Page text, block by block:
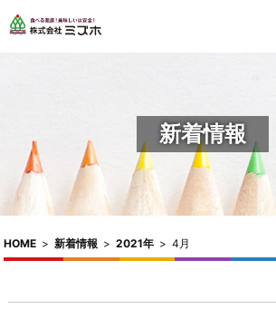
新着情報
HOME > 新着情報 > 2021年 > 4月